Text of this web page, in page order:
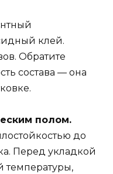
клей.
Обратите
состава — она
полом.
до
Перед укладкой
температуры,